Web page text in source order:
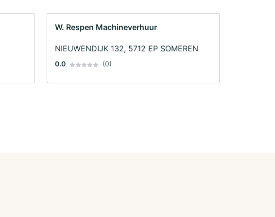
W. Respen Machineverhuur
NIEUWENDIJK 132, 5712 EP SOMEREN
0.0 (0)